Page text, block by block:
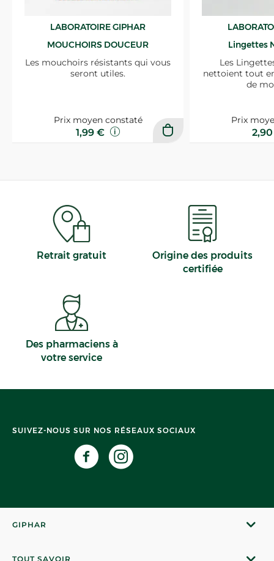
LABORATOIRE GIPHAR
MOUCHOIRS DOUCEUR
Les mouchoirs résistants qui vous
seront utiles.
Prix moyen constaté
1,99 €
Lingettes
Les
nettoient tout
de
Prix
Retrait gratuit
Origine des produits
certifiée
Des pharmaciens à
votre service
SUIVEZ-NOUS SUR NOS RÉSEAUX SOCIAUX
GIPHAR
TOUT SAVOIR